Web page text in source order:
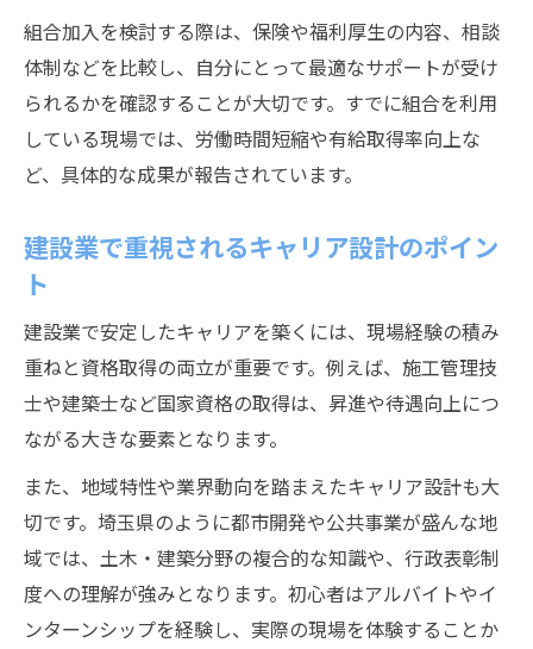
組合加入を検討する際は、保険や福利厚生の内容、相談
体制などを比較し、自分にとって最適なサポートが受け
られるかを確認することが大切です。すでに組合を利用
している現場では、労働時間短縮や有給取得率向上な
ど、具体的な成果が報告されています。
建設業で重視されるキャリア設計のポイン
ト
建設業で安定したキャリアを築くには、現場経験の積み
重ねと資格取得の両立が重要です。例えば、施工管理技
士や建築士など国家資格の取得は、昇進や待遇向上につ
ながる大きな要素となります。
また、地域特性や業界動向を踏まえたキャリア設計も大
切です。埼玉県のように都市開発や公共事業が盛んな地
域では、土木・建築分野の複合的な知識や、行政表彰制
度への理解が強みとなります。初心者はアルバイトやイ
ンターンシップを経験し、実際の現場を体験することか